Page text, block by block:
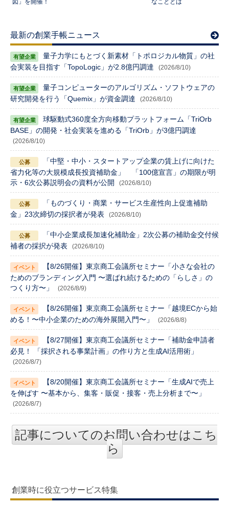
図」を開催！
なこととは
最新の創業手帳ニュース
量子力学にもとづく新素材「トポロジカル物質」の社
会実装を目指す「TopoLogic」が2.8億円調達
(2026/8/10)
量子コンピューターのアルゴリズム・ソフトウェアの
研究開発を行う「Quemix」が資金調達
(2026/8/10)
球駆動式360度全方向移動プラットフォーム「TriOrb
BASE」の開発・社会実装を進める「TriOrb」が3億円調達
(2026/8/10)
「中堅・中小・スタートアップ企業の賃上げに向けた
省力化等の大規模成長投資補助金」 「100億宣言」の期限が明
示・6次公募説明会の資料が公開
(2026/8/10)
「ものづくり・商業・サービス生産性向上促進補助
金」23次締切の採択者が発表
(2026/8/10)
「中小企業成長加速化補助金」2次公募の補助金交付候
補者の採択が発表
(2026/8/10)
【8/26開催】東京商工会議所セミナー「小さな会社の
ためのブランディング入門 〜選ばれ続けるための「らしさ」の
つくり方〜」
(2026/8/9)
【8/26開催】東京商工会議所セミナー「越境ECから始
める！〜中小企業のための海外展開入門〜」
(2026/8/8)
【8/27開催】東京商工会議所セミナー「補助金申請者
必見！ 「採択される事業計画」の作り方と生成AI活用術」
(2026/8/7)
【8/20開催】東京商工会議所セミナー「生成AIで売上
を伸ばす 〜基本から、集客・販促・接客・売上分析まで〜」
(2026/8/7)
記事についてのお問い合わせはこち
ら
創業時に役立つサービス特集